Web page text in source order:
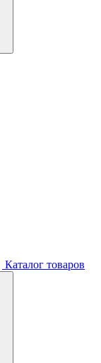
Каталог товаров